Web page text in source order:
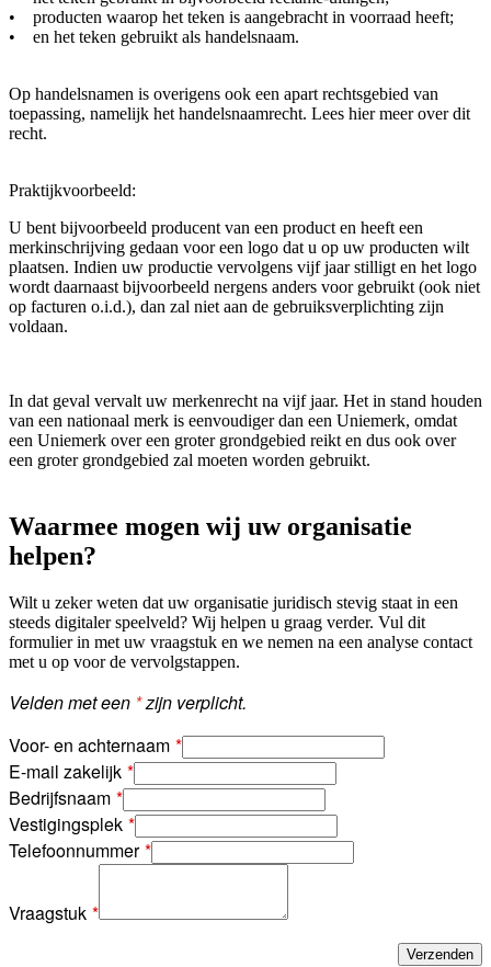
• producten waarop het teken is aangebracht in voorraad heeft;
• en het teken gebruikt als handelsnaam.
Op handelsnamen is overigens ook een apart rechtsgebied van
toepassing, namelijk het handelsnaamrecht. Lees hier meer over dit
recht.
Praktijkvoorbeeld:
U bent bijvoorbeeld producent van een product en heeft een
merkinschrijving gedaan voor een logo dat u op uw producten wilt
plaatsen. Indien uw productie vervolgens vijf jaar stilligt en het logo
wordt daarnaast bijvoorbeeld nergens anders voor gebruikt (ook niet
op facturen o.i.d.), dan zal niet aan de gebruiksverplichting zijn
voldaan.
In dat geval vervalt uw merkenrecht na vijf jaar. Het in stand houden
van een nationaal merk is eenvoudiger dan een Uniemerk, omdat
een Uniemerk over een groter grondgebied reikt en dus ook over
een groter grondgebied zal moeten worden gebruikt.
Waarmee mogen wij uw organisatie
helpen?
Wilt u zeker weten dat uw organisatie juridisch stevig staat in een
steeds digitaler speelveld? Wij helpen u graag verder. Vul dit
formulier in met uw vraagstuk en we nemen na een analyse contact
met u op voor de vervolgstappen.
Velden met een *zijn verplicht.
Voor- en achternaam
E-mail zakelijk
Bedrijfsnaam
Vestigingsplek
Telefoonnummer
Vraagstuk
Verzenden